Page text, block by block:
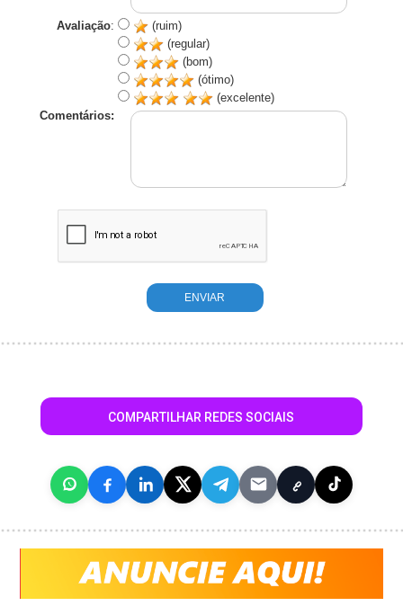
Avaliação:
(ruim)
(regular)
(bom)
(ótimo)
(excelente)
Comentários:
COMPARTILHAR REDES SOCIAIS